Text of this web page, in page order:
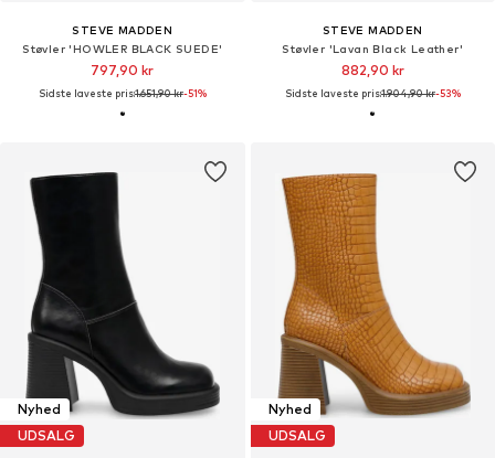
STEVE MADDEN
Støvler 'HOWLER BLACK SUEDE'
797,90 kr
Sidste laveste pris:1.651,90 kr-51%
STEVE MADDEN
Støvler 'Lavan Black Leather'
882,90 kr
Sidste laveste pris:1.904,90 kr-53%
Nyhed
UDSALG
Nyhed
UDSALG